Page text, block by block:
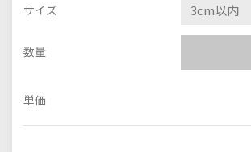
サイズ
数量
単価